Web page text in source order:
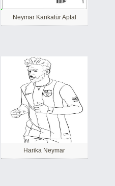
Neymar Karikatür Aptal
Harika Neymar